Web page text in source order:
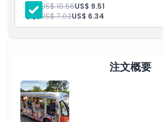
注意事項
行き方
引換方法
色鮮やかな在来植物、季節の花々、そ
アン・ガーデンをお楽しみください。
大人: US$ 10.56US$ 9.51
子供: US$ 7.03US$ 6.34
注文概要